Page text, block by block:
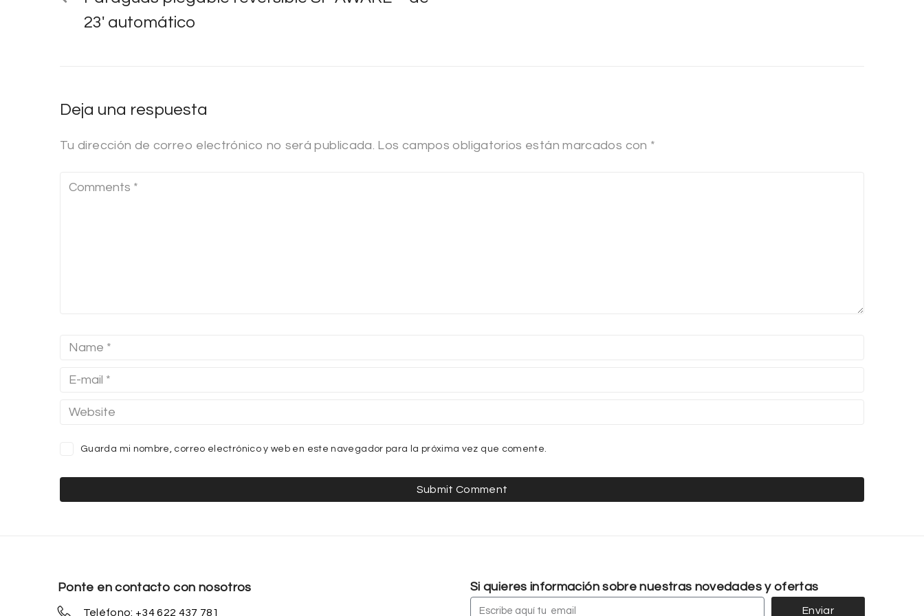
23′ automático
Deja una respuesta
Tu dirección de correo electrónico no será publicada. Los campos obligatorios están marcados con *
Guarda mi nombre, correo electrónico y web en este navegador para la próxima vez que comente.
Ponte en contacto con nosotros
Teléfono: +34 622 437 781
Si quieres información sobre nuestras novedades y ofertas
Enviar